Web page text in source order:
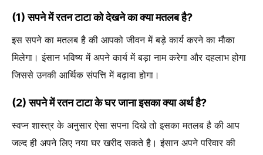
(1) सपने में रतन टाटा को देखने का क्या मतलब है?
इस सपने का मतलब है की आपको जीवन में बड़े कार्य करने का मौका
मिलेगा। इंसान भविष्य में अपने कार्य में बड़ा नाम करेगा और दहलाभ होगा
जिससे उनकी आर्थिक संपत्ति में बढ़ावा होगा।
(2) सपने में रतन टाटा के घर जाना इसका क्या अर्थ है?
स्वप्न शास्त्र के अनुसार ऐसा सपना दिखे तो इसका मतलब है की आप
जल्द ही अपने लिए नया घर खरीद सकते है। इंसान अपने परिवार की